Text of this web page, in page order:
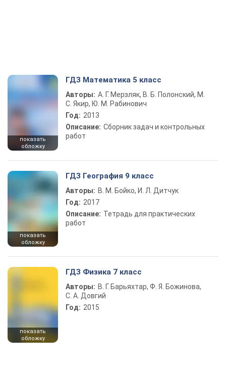
показать
обложку
ГДЗ Математика 5 класс
Авторы: А. Г. Мерзляк, В. Б. Полонский, М.
С. Якир, Ю. М. Рабинович
Год: 2013
Описание: Сборник задач и контрольных
работ
показать
обложку
ГДЗ География 9 класс
Авторы: В. М. Бойко, И. Л. Дитчук
Год: 2017
Описание: Тетрадь для практических
работ
показать
обложку
ГДЗ Физика 7 класс
Авторы: В. Г. Барьяхтар, Ф. Я. Божинова,
С. А. Довгий
Год: 2015